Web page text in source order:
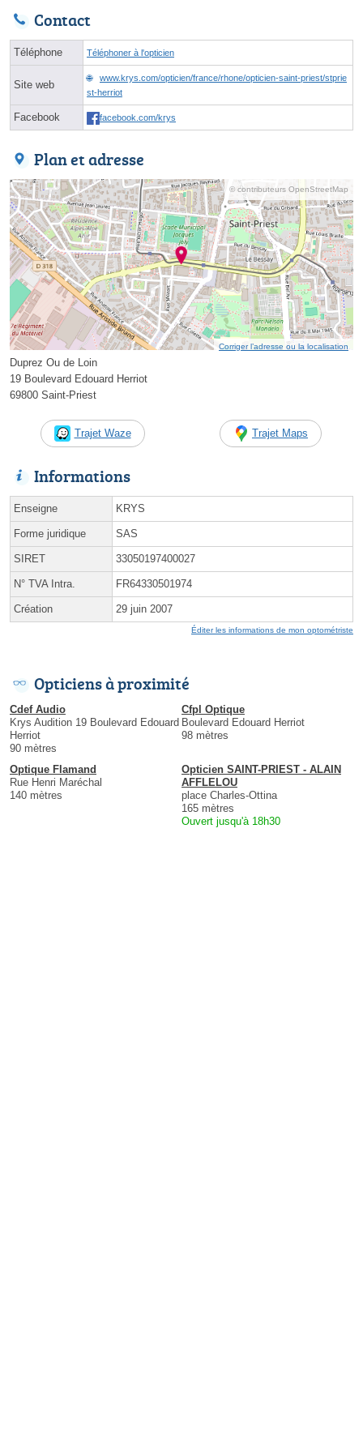
Contact
Téléphone Téléphoner à l'opticien
Site web
www.krys.com/opticien/france/rhone/opticien-saint-priest/stprie
st-herriot
Facebook facebook.com/krys
Plan et adresse
© contributeurs OpenStreetMap
Corriger l’adresse ou la localisation
Duprez Ou de Loin
19 Boulevard Edouard Herriot
69800 Saint-Priest
Trajet Waze Trajet Maps
Informations
Enseigne KRYS
Forme juridique SAS
SIRET 33050197400027
N° TVA Intra. FR64330501974
Création 29 juin 2007
Éditer les informations de mon optométriste
Opticiens à proximité
Cdef Audio
Krys Audition 19 Boulevard Edouard
Herriot
90 mètres
Cfpl Optique
Boulevard Edouard Herriot
98 mètres
Optique Flamand
Rue Henri Maréchal
140 mètres
Opticien SAINT-PRIEST - ALAIN
AFFLELOU
place Charles-Ottina
165 mètres
Ouvert jusqu'à 18h30